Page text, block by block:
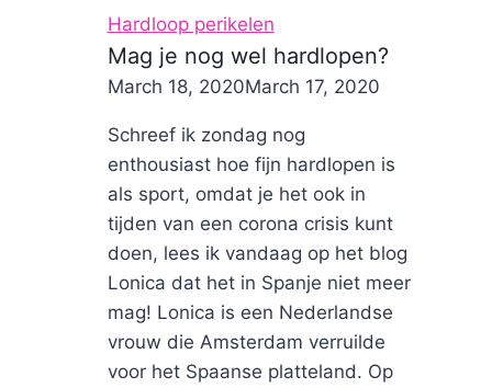
Mijn
verrassende
ontdekking
Hardloop perikelen
Mag je nog wel hardlopen?
ByNicole
March 18, 2020March 17, 2020
Schreef ik zondag nog
enthousiast hoe fijn hardlopen is
als sport, omdat je het ook in
tijden van een corona crisis kunt
doen, lees ik vandaag op het blog
Lonica dat het in Spanje niet meer
mag! Lonica is een Nederlandse
vrouw die Amsterdam verruilde
voor het Spaanse platteland. Op